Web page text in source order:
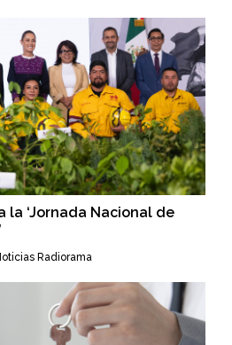
la ‘Jornada Nacional de
Radiorama